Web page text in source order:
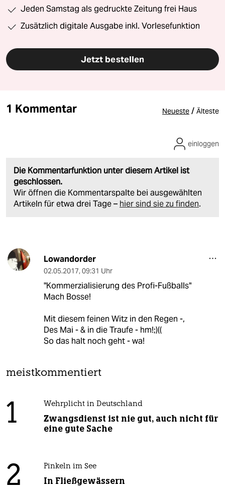
Jeden Samstag als gedruckte Zeitung frei Haus
Zusätzlich digitale Ausgabe inkl. Vorlesefunktion
Jetzt bestellen
1 Kommentar Neueste / Älteste
Die Kommentarfunktion unter diesem Artikel ist
geschlossen.
Wir öffnen die Kommentarspalte bei ausgewählten
Artikeln für etwa drei Tage – hier sind sie zu finden.
einloggen
Lowandorder
02.05.2017, 09:31 Uhr
"Kommerzialisierung des Profi-Fußballs"
Mach Bosse!
Mit diesem feinen Witz in den Regen -,
Des Mai - & in die Traufe - hm!;)((
So das halt noch geht - wa!
meistkommentiert
1 Wehrplicht in Deutschland
Zwangsdienst ist nie gut, auch nicht für
eine gute Sache
2 Pinkeln im See
In Fließgewässern